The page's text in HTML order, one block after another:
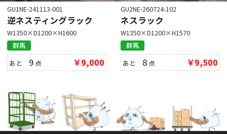
GU1NE-241113-001
逆ネスティングラック
W1350×D1200×H1600
群馬
あと 9 点 ￥9,000
GU2NE-260724-102
ネスラック
W1350×D1200×H1570
群馬
あと 8 点 ￥9,500